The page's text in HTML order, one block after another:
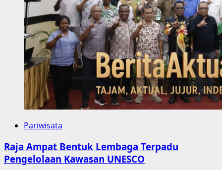
Pariwisata
Raja Ampat Bentuk Lembaga Terpadu
Pengelolaan Kawasan UNESCO